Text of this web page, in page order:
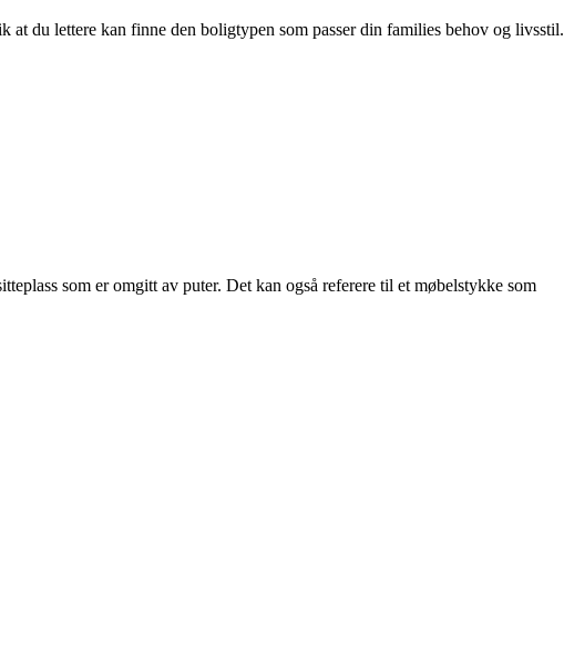
du lettere kan finne den boligtypen som passer din families behov og livsstil.
som er omgitt av puter. Det kan også referere til et møbelstykke som